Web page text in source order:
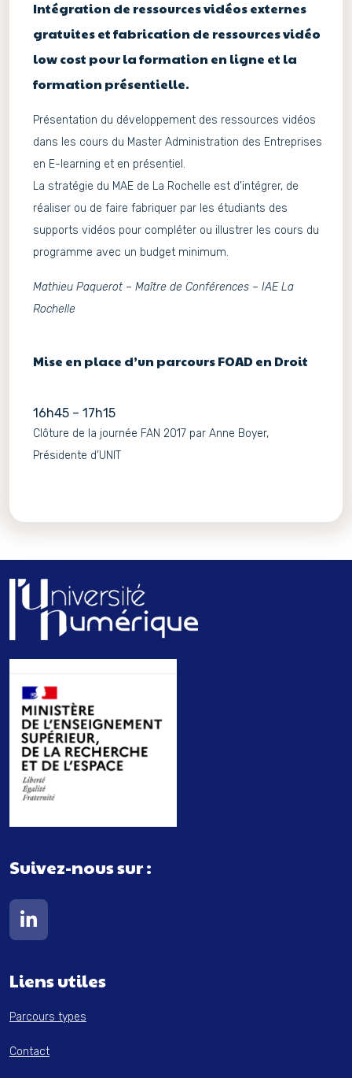
Intégration de ressources vidéos externes
gratuites et fabrication de ressources vidéo
low cost pour la formation en ligne et la
formation présentielle.
Présentation du développement des ressources vidéos
dans les cours du Master Administration des Entreprises
en E-learning et en présentiel.
La stratégie du MAE de La Rochelle est d’intégrer, de
réaliser ou de faire fabriquer par les étudiants des
supports vidéos pour compléter ou illustrer les cours du
programme avec un budget minimum.
Mathieu Paquerot – Maître de Conférences – IAE La
Rochelle
Mise en place d’un parcours FOAD en Droit
16h45 – 17h15
Clôture de la journée FAN 2017 par Anne Boyer,
Présidente d’UNIT
Suivez-nous sur :
Lien vers notre page Linkedin
Liens utiles
Parcours types
Contact